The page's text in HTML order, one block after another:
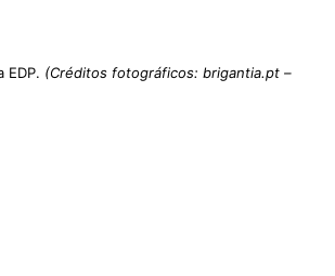
EDP. (Créditos fotográficos: brigantia.pt –